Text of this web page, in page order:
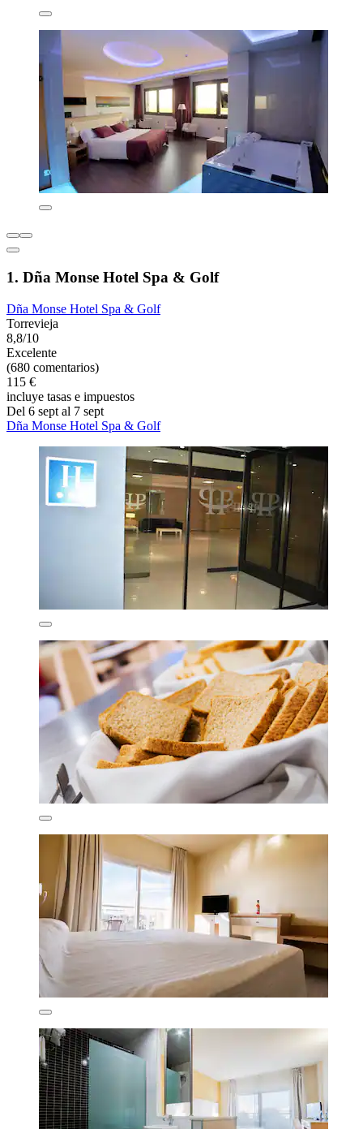
1. Dña Monse Hotel Spa & Golf
Dña Monse Hotel Spa & Golf
Torrevieja
8,8/10
Excelente
(680 comentarios)
115 €
incluye tasas e impuestos
Del 6 sept al 7 sept
Dña Monse Hotel Spa & Golf